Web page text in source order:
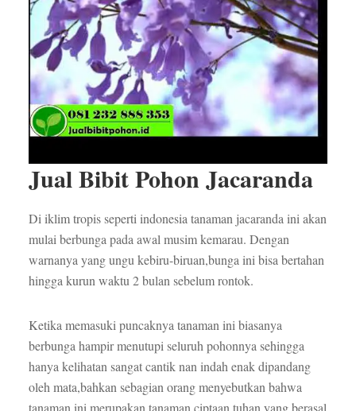
Jual Bibit Pohon Jacaranda
Di iklim tropis seperti indonesia tanaman jacaranda ini akan
mulai berbunga pada awal musim kemarau. Dengan
warnanya yang ungu kebiru-biruan,bunga ini bisa bertahan
hingga kurun waktu 2 bulan sebelum rontok.
Ketika memasuki puncaknya tanaman ini biasanya
berbunga hampir menutupi seluruh pohonnya sehingga
hanya kelihatan sangat cantik nan indah enak dipandang
oleh mata,bahkan sebagian orang menyebutkan bahwa
tanaman ini merupakan tanaman ciptaan tuhan yang berasal